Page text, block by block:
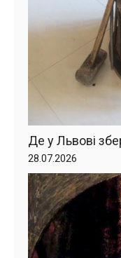
Де у Львові
28.07.2026